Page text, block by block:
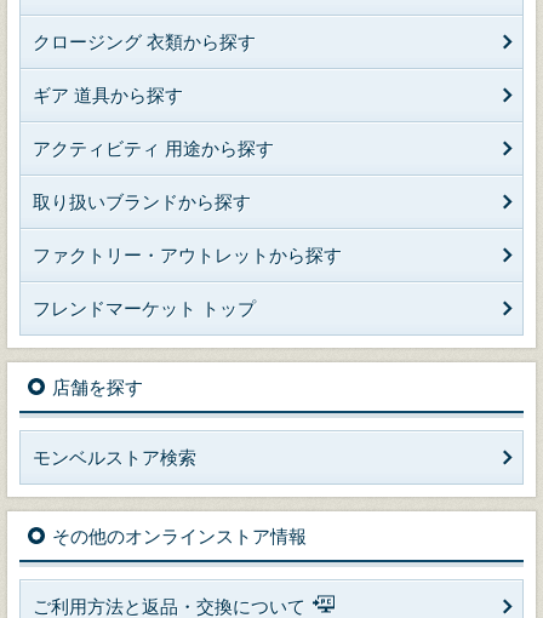
クロージング 衣類から探す
ギア 道具から探す
アクティビティ 用途から探す
取り扱いブランドから探す
ファクトリー・アウトレットから探す
フレンドマーケット トップ
店舗を探す
モンベルストア検索
その他のオンラインストア情報
ご利用方法と返品・交換について